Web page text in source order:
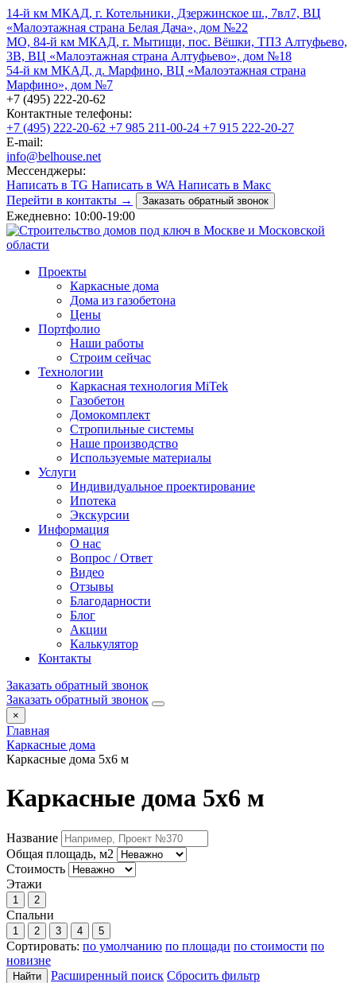
14-й км МКАД, г. Котельники, Дзержинское ш., 7вл7, ВЦ
«Малоэтажная страна Белая Дача», дом №22
МО, 84-й км МКАД, г. Мытищи, пос. Вёшки, ТПЗ Алтуфьево,
3В, ВЦ «Малоэтажная страна Алтуфьево», дом №18
54-й км МКАД, д. Марфино, ВЦ «Малоэтажная страна
Марфино», дом №7
+7 (495) 222-20-62
Контактные телефоны:
+7 (495) 222-20-62 +7 985 211-00-24 +7 915 222-20-27
E-mail:
info@belhouse.net
Мессенджеры:
Написать в TG Написать в WA Написать в Макс
Перейти в контакты →
Заказать обратный звонок
Ежедневно: 10:00-19:00
Проекты
Каркасные дома
Дома из газобетона
Цены
Портфолио
Наши работы
Строим сейчас
Технологии
Каркасная технология MiTek
Газобетон
Домокомплект
Стропильные системы
Наше производство
Используемые материалы
Услуги
Индивидуальное проектирование
Ипотека
Экскурсии
Информация
О нас
Вопрос / Ответ
Видео
Отзывы
Благодарности
Блог
Акции
Калькулятор
Контакты
Заказать обратный звонок
Заказать обратный звонок
×
Главная
Каркасные дома
Каркасные дома 5х6 м
Каркасные дома 5х6 м
Название
Общая площадь, м2
Стоимость
Этажи
1 2
Спальни
1 2 3 4 5
Сортировать: по умолчанию по площади по стоимости по
новизне
Найти Расширенный поиск Сбросить фильтр